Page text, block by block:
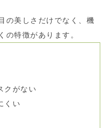
の美しさだけでなく、機
の特徴があります。
クがない
くい